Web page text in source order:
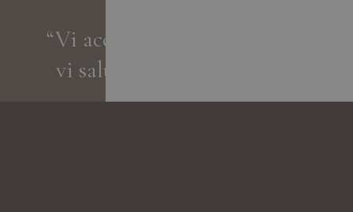
“Vi accogliamo come ospiti,
vi salutiamo come amici.„